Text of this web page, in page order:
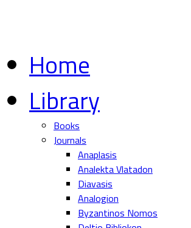
Home
Library
Books
Journals
Anaplasis
Analekta Vlatadon
Diavasis
Analogion
Byzantinos Nomos